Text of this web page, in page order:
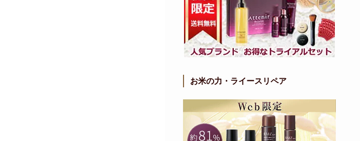
お米の力・ライースリペア